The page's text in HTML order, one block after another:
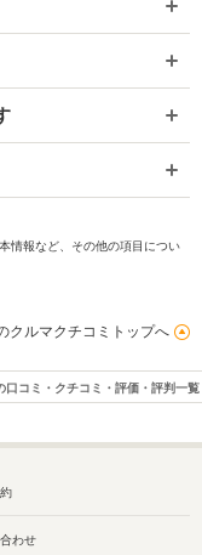
情報など、その他の項目につい
クルマクチコミトップへ
口コミ・クチコミ・評価・評判一覧
わせ